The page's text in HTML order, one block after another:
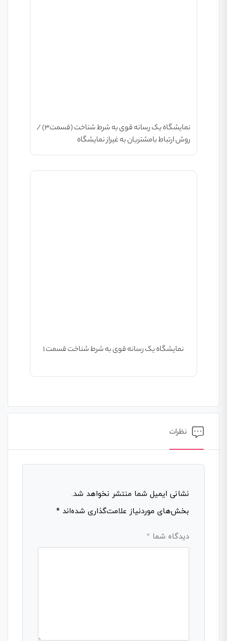
نمایشگاه یک رسانه قوی به شرط شناخت (قسمت۳) /
روش ارتباط بامشتریان به غیراز نمایشگاه
نمایشگاه یک رسانه قوی به شرط شناخت قسمت ۱
نظرات
نشانی ایمیل شما منتشر نخواهد شد.
بخش‌های موردنیاز علامت‌گذاری شده‌اند *
دیدگاه شما *